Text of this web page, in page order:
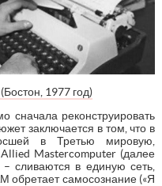
1977 год)
сначала реконструировать
заключается в том, что в
в Третью мировую,
Mastercomputer (далее
сливаются в единую сеть,
обретает самосознание («Я